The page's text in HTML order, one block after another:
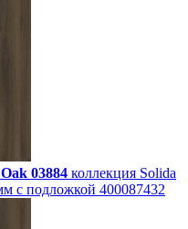
03884 коллекция Solida
с подложкой 400087432